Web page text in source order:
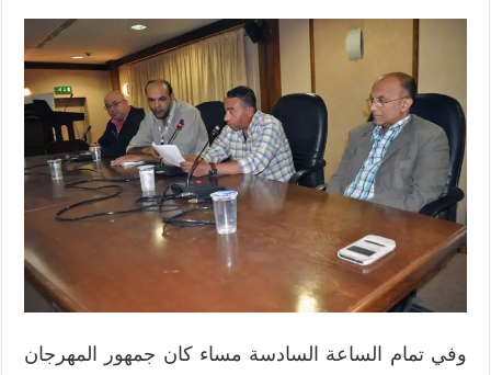
وفي تمام الساعة السادسة مساء كان جمهور المهرجان